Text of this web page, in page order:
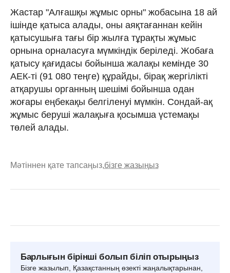
Жастар "Алғашқы жұмыс орны" жобасына 18 ай
ішінде қатыса алады, оны аяқтағаннан кейін
қатысушыға тағы бір жылға тұрақты жұмыс
орнына орналасуға мүмкіндік беріледі. Жобаға
қатысу қағидасы бойынша жалақы кемінде 30
АЕК-ті (91 080 теңге) құрайды, бірақ жергілікті
атқарушы органның шешімі бойынша одан
жоғары еңбекақы белгіленуі мүмкін. Сондай-ақ
жұмыс беруші жалақыға қосымша үстемақы
төлей алады.
Мәтіннен қате тапсаңыз,бізге жазыңыз
Барлығын бірінші болып біліп отырыңыз
Бізге жазылып, Қазақстанның өзекті жаңалықтарынан,